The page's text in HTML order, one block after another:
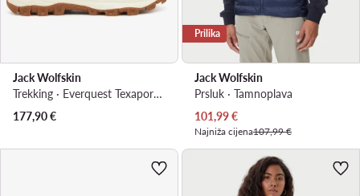
Jack Wolfskin
Trekking · Everquest Texapore High 4053591 · Bež
177,90€
Prilika
Jack Wolfskin
Prsluk · Tamnoplava
Trenutna cijena
101,99€
Najniža cijena107,99 €